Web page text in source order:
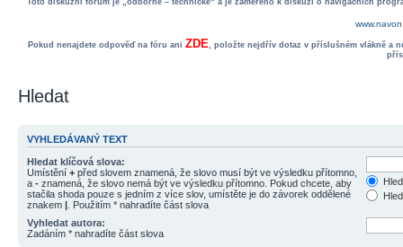
Toto diskuzní fórum je „odborně – technické“ a je zaměřeno k diskuzi o navigačních
Pokud nenajdete odpověď na fóru ani ZDE, položte nejdřív dotaz v příslušném vlákně a
Hledat
VYHLEDÁVANÝ TEXT
Hledat klíčová slova:
Umístění + před slovem znamená, že slovo musí být ve výsledku přítomno,
a - znamená, že slovo nemá být ve výsledku přítomno. Pokud chcete, aby
stačila shoda pouze s jedním z více slov, umístěte je do závorek oddělené
znakem | . Použitím * nahradíte část slova
Vyhledat autora:
Zadáním * nahradíte část slova